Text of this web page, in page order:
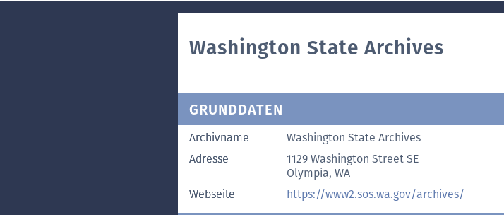
Washington State Archives
GRUNDDATEN
Archivname
Washington State Archives
Adresse
1129 Washington Street SE
Olympia, WA
Webseite
https://www2.sos.wa.gov/archives/